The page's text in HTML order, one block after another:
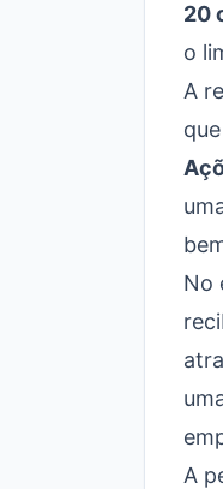
20
o
A
No
A